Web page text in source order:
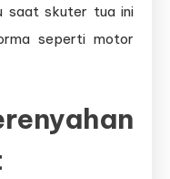
saat skuter tua ini
seperti motor